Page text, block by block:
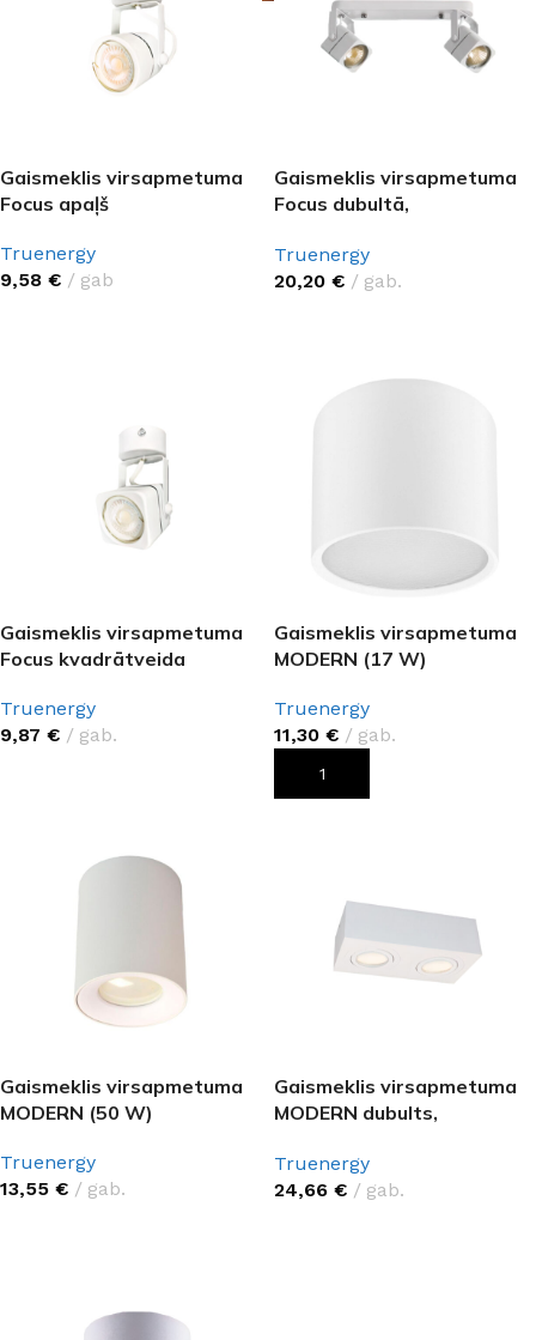
Gaismeklis virsapmetuma
Focus apaļš
Truenergy
9,58 € gab
Gaismeklis virsapmetuma
Focus dubultā,
Truenergy
20,20 € gab.
Gaismeklis virsapmetuma
Focus kvadrātveida
Truenergy
9,87 € gab.
Gaismeklis virsapmetuma
MODERN (17 W)
Truenergy
11,30 € gab.
PIEVIENOT GROZAM
Gaismeklis virsapmetuma
MODERN (50 W)
Truenergy
13,55 € gab.
Gaismeklis virsapmetuma
MODERN dubults,
Truenergy
24,66 € gab.